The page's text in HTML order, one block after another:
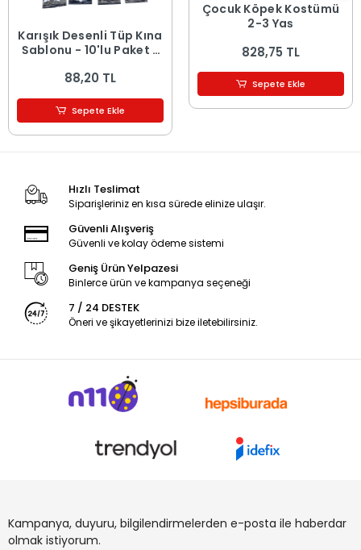
Karışık Desenli Tüp Kına
Şablonu - 10'lu Paket -
88,20 TL
Sepete Ekle
Çocuk Köpek Kostümü
2-3 Yaş
828,75 TL
Sepete Ekle
Hızlı Teslimat
Siparişleriniz en kısa sürede elinize ulaşır.
Güvenli Alışveriş
Güvenli ve kolay ödeme sistemi
Geniş Ürün Yelpazesi
Binlerce ürün ve kampanya seçeneği
7 / 24 DESTEK
Öneri ve şikayetlerinizi bize iletebilirsiniz.
Kampanya, duyuru, bilgilendirmelerden e-posta ile haberdar
olmak istiyorum.